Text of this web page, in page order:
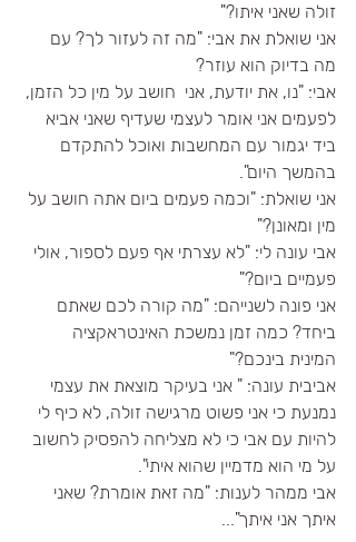
זולה שאני איתו?"
אני שואלת את אבי: "מה זה לעזור לך? עם
מה בדיוק הוא עוזר?
אבי: "נו, את יודעת, אני  חושב על מין כל הזמן,
לפעמים אני אומר לעצמי שעדיף שאני אביא
ביד יגמור עם המחשבות ואוכל להתקדם
בהמשך היום".
אני שואלת: "וכמה פעמים ביום אתה חושב על
מין ומאונן?"
אבי עונה לי: "לא עצרתי אף פעם לספור, אולי
פעמיים ביום?"
אני פונה לשנייהם: "מה קורה לכם שאתם
ביחד? כמה זמן נמשכת האינטראקציה
המינית בינכם?"
אביבית עונה: " אני בעיקר מוצאת את עצמי
נמנעת כי אני פשוט מרגישה זולה, לא כיף לי
להיות עם אבי כי לא מצליחה להפסיק לחשוב
על מי הוא מדמיין שהוא איתי".
אבי ממהר לענות: "מה זאת אומרת? שאני
איתך אני איתך"...